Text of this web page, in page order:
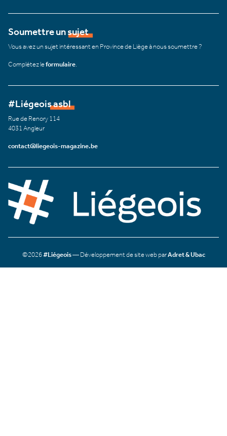
Soumettre un sujet
Vous avez un sujet intéressant en Province de Liège à nous soumettre ?
Complétez leformulaire
#Liégeois asbl
Rue de Renory 114
4031 Angleur
contact@liegeois-magazine.be
©2026#Liégeois— Développement de site web parAdret & Ubac